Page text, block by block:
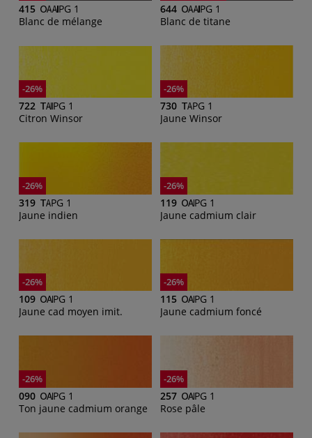
415
PG 1
Blanc de mélange
644
PG 1
Blanc de titane
-26%
722
PG 1
Citron Winsor
-26%
730
PG 1
Jaune Winsor
-26%
319
PG 1
Jaune indien
-26%
119
PG 1
Jaune cadmium clair
-26%
109
PG 1
Jaune cad moyen imit.
-26%
115
PG 1
Jaune cadmium foncé
-26%
090
PG 1
Ton jaune cadmium orange
-26%
257
PG 1
Rose pâle